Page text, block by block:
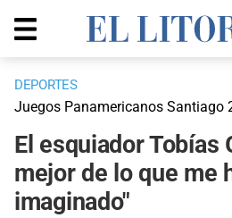
DEPORTES
Juegos Panamericanos Santiago
El esquiador Tobías
mejor de lo que me
imaginado"